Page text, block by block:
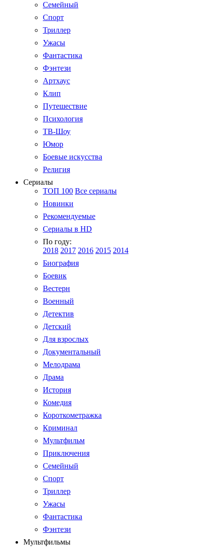
Семейный
Спорт
Триллер
Ужасы
Фантастика
Фэнтези
Артхаус
Клип
Путешествие
Психология
ТВ-Шоу
Юмор
Боевые искусства
Религия
Сериалы
ТОП 100 Все сериалы
Новинки
Рекомендуемые
Сериалы в HD
По году:
2018 2017 2016 2015 2014
Биография
Боевик
Вестерн
Военный
Детектив
Детский
Для взрослых
Документальный
Мелодрама
Драма
История
Комедия
Короткометражка
Криминал
Мультфильм
Приключения
Семейный
Спорт
Триллер
Ужасы
Фантастика
Фэнтези
Мультфильмы